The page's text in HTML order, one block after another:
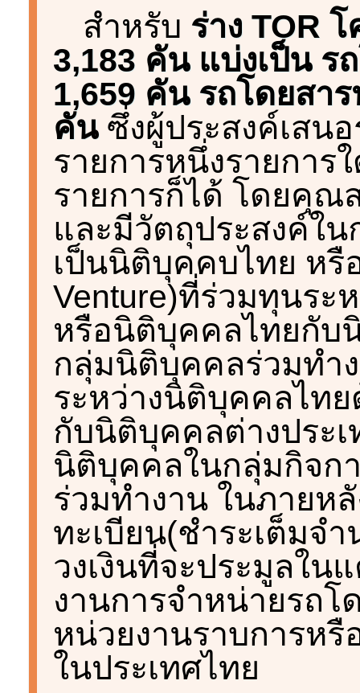
สำหรับ ร่าง TOR
3,183 คัน แบ่งเป็น ร
1,659 คัน รถโดยสา
คันซึ่งผู้ประสงค์เสน
รายการหนึ่งรายการ
รายการก็ได้ โดยคุณ
และมีวัตถุประสงค์ใ
เป็นนิติบุคคบไทย หรื
Venture)ที่ร่วมทุนร
หรือนิติบุคคลไทยกับ
กลุ่มนิติบุคคลร่วมทำ
ระหว่างนิติบุคคลไท
กับนิติบุคคลต่างประ
นิติบุคคลในกลุ่มกิจก
ร่วมทำงาน ในภายห
ทะเบียน(ชำระเต็มจ
วงเงินที่จะประมูลใน
งานการจำหน่ายรถโ
หน่วยงานราบการห
ในประเทศไทย